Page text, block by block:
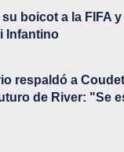
su boicot a la FIFA
Infantino
respaldó a
de River: "Se